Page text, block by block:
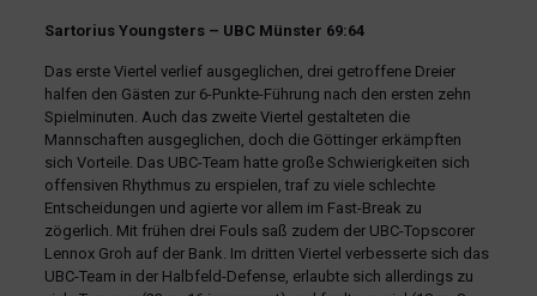
Sartorius Youngsters – UBC Münster 69:64
Das erste Viertel verlief ausgeglichen, drei getroffene Dreier
halfen den Gästen zur 6-Punkte-Führung nach den ersten zehn
Spielminuten. Auch das zweite Viertel gestalteten die
Mannschaften ausgeglichen, doch die Göttinger erkämpften
sich Vorteile. Das UBC-Team hatte große Schwierigkeiten sich
offensiven Rhythmus zu erspielen, traf zu viele schlechte
Entscheidungen und agierte vor allem im Fast-Break zu
zögerlich. Mit frühen drei Fouls saß zudem der UBC-Topscorer
Lennox Groh auf der Bank. Im dritten Viertel verbesserte sich das
UBC-Team in der Halbfeld-Defense, erlaubte sich allerdings zu